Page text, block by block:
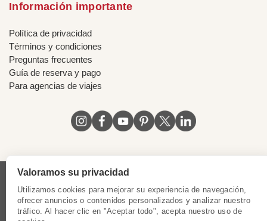
Información importante
Política de privacidad
Términos y condiciones
Preguntas frecuentes
Guía de reserva y pago
Para agencias de viajes
Licencia de Vietnam | Certificado de Singapur
|
Certificado de Hong Kong, China |
Registro de marcas en
Chile
Registro de marcas en Peru
Registro de
Valoramos su privacidad
Utilizamos cookies para mejorar su experiencia de navegación,
ofrecer anuncios o contenidos personalizados y analizar nuestro
tráfico. Al hacer clic en "Aceptar todo", acepta nuestro uso de